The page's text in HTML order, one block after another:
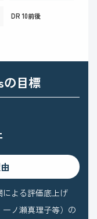
DR 10前後
の目標
よる評価底上げ
ノ瀬真理子等）の